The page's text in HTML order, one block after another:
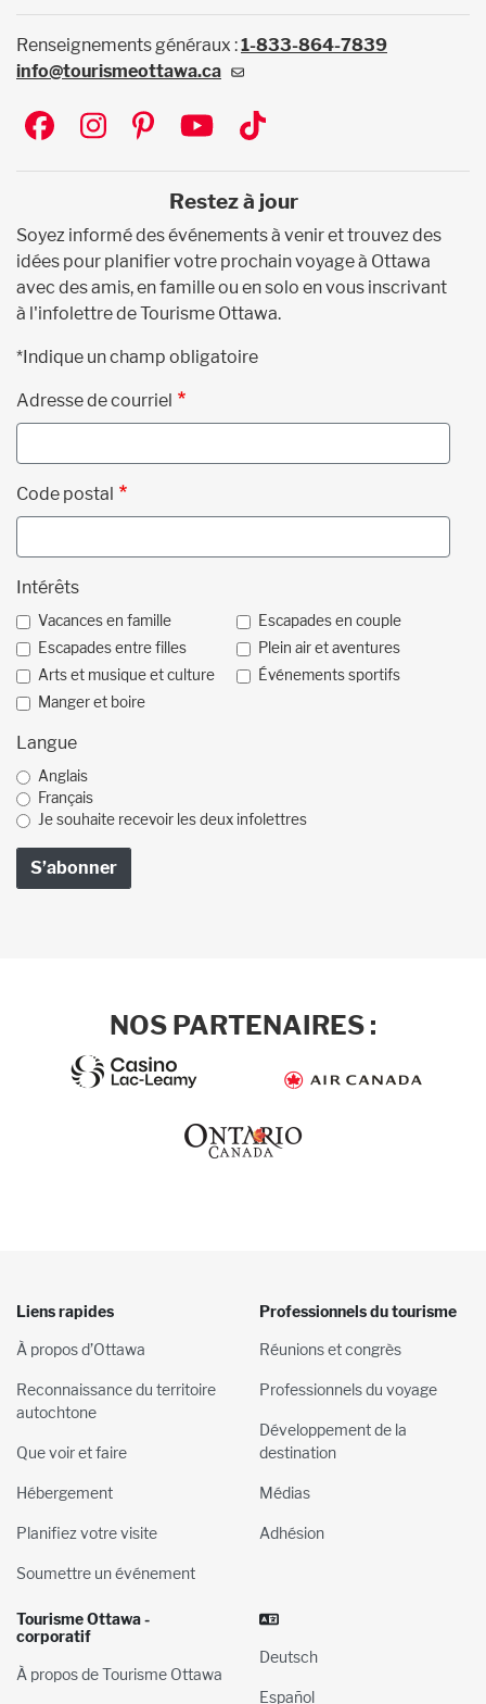
Renseignements généraux :1-833-864-7839
info@tourismeottawa.ca
Social
Restez à jour
Soyez informé des événements à venir et trouvez des
idées pour planifier votre prochain voyage à Ottawa
avec des amis, en famille ou en solo en vous inscrivant
à l'infolettre de Tourisme Ottawa.
*Indique un champ obligatoire
Adresse de courriel
Code postal
Intérêts
Vacances en famille
Escapades en couple
Escapades entre filles
Plein air et aventures
Arts et musique et culture
Événements sportifs
Manger et boire
Langue
Anglais
Français
Je souhaite recevoir les deux infolettres
NOS PARTENAIRES :
Liens rapides
À propos d’Ottawa
Reconnaissance du territoire
autochtone
Que voir et faire
Hébergement
Planifiez votre visite
Soumettre un événement
Professionnels du tourisme
Réunions et congrès
Professionnels du voyage
Développement de la
destination
Médias
Adhésion
Tourisme Ottawa -
corporatif
À propos de Tourisme Ottawa
Deutsch
Español